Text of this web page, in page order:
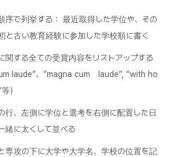
序で列挙する： 最近取得した学位や、その
と古い教育経験に参加した学校順に書く
関する全ての受賞内容をリストアップする
laude”、”magna cum laude”, “with ho
）
行、左側に学位と選考を右側に配置した日
緒に太くして並べる
専攻の下に大学や大学名、学校の位置を記